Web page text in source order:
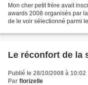
Mon cher petit frère avait
awards 2008 organisés par
de le voir sélectionné parmi
Le réconfort de la
Publié le 28/10/2008 à 10:02
Par florizelle